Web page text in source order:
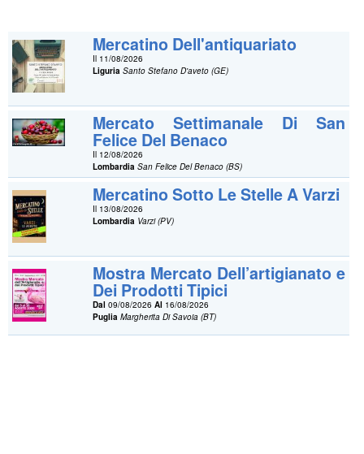
Mercatino Dell'antiquariato
Il 11/08/2026
Liguria Santo Stefano D'aveto (GE)
Mercato Settimanale Di San
Felice Del Benaco
Il 12/08/2026
Lombardia San Felice Del Benaco (BS)
Mercatino Sotto Le Stelle A Varzi
Il 13/08/2026
Lombardia Varzi (PV)
Mostra Mercato Dell’artigianato e
Dei Prodotti Tipici
Dal 09/08/2026Al 16/08/2026
Puglia Margherita Di Savoia (BT)